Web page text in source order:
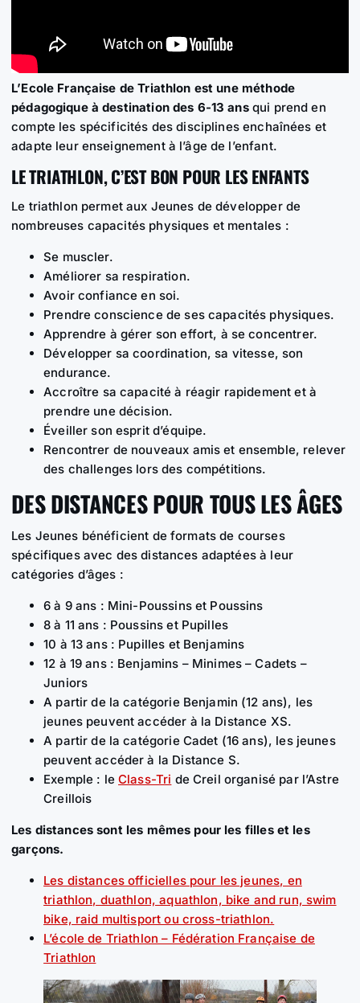
L’Ecole Française de Triathlon est une méthode
pédagogique à destination des 6-13 ans qui prend en
compte les spécificités des disciplines enchaînées et
adapte leur enseignement à l’âge de l’enfant.
LE TRIATHLON, C’EST BON POUR LES ENFANTS
Le triathlon permet aux Jeunes de développer de
nombreuses capacités physiques et mentales :
Se muscler.
Améliorer sa respiration.
Avoir confiance en soi.
Prendre conscience de ses capacités physiques.
Apprendre à gérer son effort, à se concentrer.
Développer sa coordination, sa vitesse, son
endurance.
Accroître sa capacité à réagir rapidement et à
prendre une décision.
Éveiller son esprit d’équipe.
Rencontrer de nouveaux amis et ensemble, relever
des challenges lors des compétitions.
DES DISTANCES POUR TOUS LES ÂGES
Les Jeunes bénéficient de formats de courses
spécifiques avec des distances adaptées à leur
catégories d’âges :
6 à 9 ans : Mini-Poussins et Poussins
8 à 11 ans : Poussins et Pupilles
10 à 13 ans : Pupilles et Benjamins
12 à 19 ans : Benjamins – Minimes – Cadets –
Juniors
A partir de la catégorie Benjamin (12 ans), les
jeunes peuvent accéder à la Distance XS.
A partir de la catégorie Cadet (16 ans), les jeunes
peuvent accéder à la Distance S.
Exemple : leClass-Tri de Creil organisé par l’Astre
Creillois
Les distances sont les mêmes pour les filles et les
garçons.
Les distances officielles pour les jeunes, en
triathlon, duathlon, aquathlon, bike and run, swim
bike, raid multisport ou cross-triathlon.
L’école de Triathlon – Fédération Française de
Triathlon